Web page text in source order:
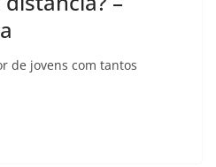
de jovens com tantos